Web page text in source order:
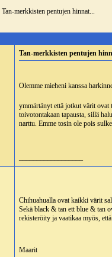
Tan-merkkisten pentujen hinnat...
Tan-merkkisten pentujen
Olemme mieheni kanssa
ymmärtänyt että jotkut värit
toivotontakaan tapausta, sillä
narttu. Emme tosin ole pois
Chihuahualla ovat kaikki värit
Sekä black & tan ett blue & tan
rekisteröity ja vaatikaa myös,
Maarit